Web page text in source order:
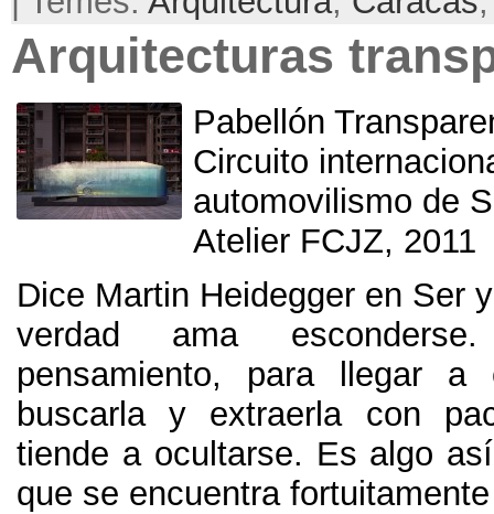
Arquitecturas
Pabellón
Circuito
automovilismo de
Atelier FCJZ, 2011
Dice Martin Heidegger en Ser
verdad ama esconderse
pensamiento, para llegar a
buscarla y extraerla con
tiende a ocultarse. Es algo
que se encuentra